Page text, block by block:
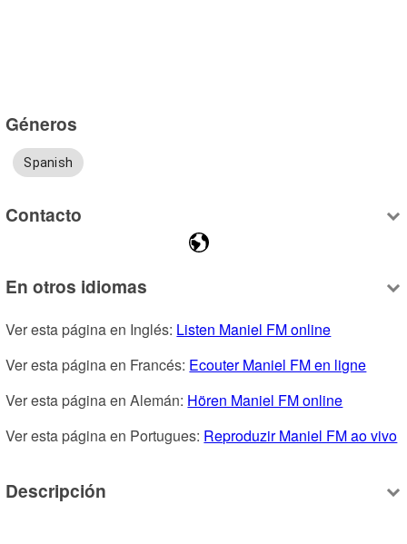
Géneros
Spanish
Contacto
En otros idiomas
Ver esta página en Inglés: Listen Maniel FM online
Ver esta página en Francés: Ecouter Maniel FM en ligne
Ver esta página en Alemán: Hören Maniel FM online
Ver esta página en Portugues: Reproduzir Maniel FM ao vivo
Descripción